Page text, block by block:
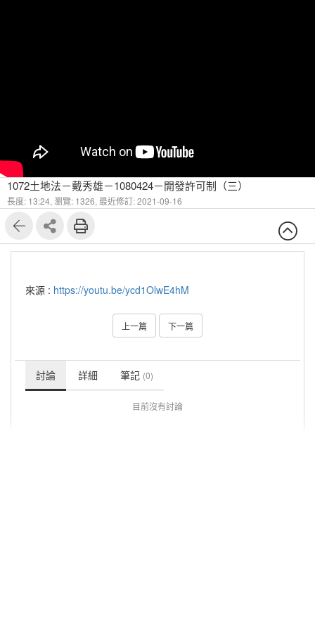
1072土地法－戴秀雄－1080424－開發許可制（三）
長度: 13:24, 瀏覽: 1326, 最近修訂: 2021-09-16
來源 : https://youtu.be/ycd1OlwE4hM
上一篇 下一篇
討論 詳細 筆記 (0)
目前沒有討論